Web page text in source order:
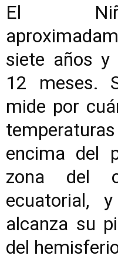
El
siete años y
12 meses.
mide por
encima del
zona del
ecuatorial,
alcanza su
del